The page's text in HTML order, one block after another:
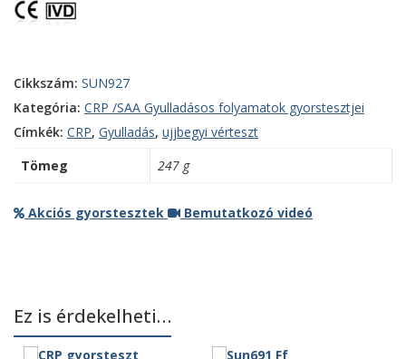
Cikkszám: SUN927
Kategória: CRP /SAA Gyulladásos folyamatok gyorstesztjei
Címkék: CRP, Gyulladás, ujjbegyi vérteszt
Tömeg
247 g
Akciós gyorstesztek Bemutatkozó videó
Ez is érdekelheti…